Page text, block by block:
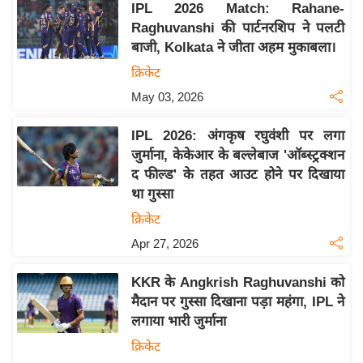
द्यो
ग
ज
वि
शे
ष
ज्ञ
ज
ट
खे
IPL 2026 Match: Rahane-
Raghuvanshi की पार्टनरशिप ने पलटी
बाजी, Kolkata ने जीता अहम मुकाबला।
क्रिकेट
May 03, 2026
IPL 2026: अंगकृष रघुवंशी पर लगा
जुर्माना, केकेआर के बल्लेबाज 'ऑब्स्ट्रक्शन
द फील्ड' के तहत आउट होने पर दिखाया
था गुस्सा
क्रिकेट
Apr 27, 2026
KKR के Angkrish Raghuvanshi को
मैदान पर गुस्सा दिखाना पड़ा महंगा, IPL ने
लगाया भारी जुर्माना
क्रिकेट